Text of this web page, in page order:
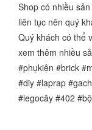
Shop có nhiều
liên tục nên quý
Quý khách có thể
xem thêm nhiều
#phụkiện #brick
#diy #laprap
#legocây #402